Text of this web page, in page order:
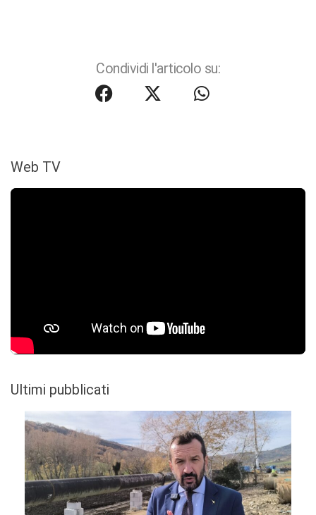
Condividi l'articolo su:
Web TV
Ultimi pubblicati